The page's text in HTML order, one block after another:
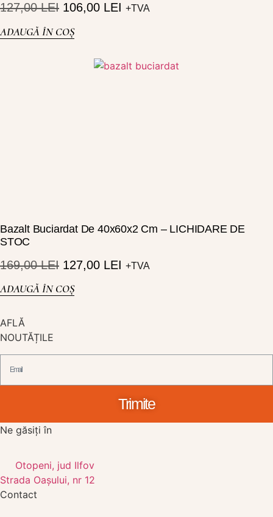
127,00LEI 106,00 LEI +TVA
ADAUGĂ ÎN COȘ
Bazalt Buciardat De 40x60x2 Cm – LICHIDARE DE
STOC
169,00LEI 127,00 LEI +TVA
ADAUGĂ ÎN COȘ
AFLĂ
NOUTĂȚILE
Trimite
Contact
Ne găsiți în
Otopeni, jud Ilfov
Strada Oașului, nr 12